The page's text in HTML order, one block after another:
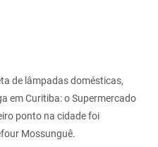
de lâmpadas domésticas,
em Curitiba: o Supermercado
ponto na cidade foi
Mossunguê.